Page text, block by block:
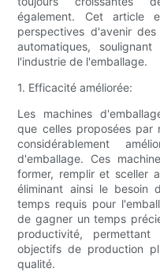
également. Cet article
perspectives d'avenir
automatiques,
l'industrie de l'emballage.
1. Efficacité améliorée:
Les machines
que celles proposées par
considérablement
d'emballage. Ces
former, remplir et sceller
éliminant ainsi le besoin
temps requis pour
de gagner un temps
productivité,
objectifs de production
qualité.